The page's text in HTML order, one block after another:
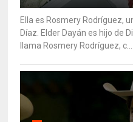
Ella es Rosmery Rodríguez,
Díaz. Elder Dayán es hijo de
llama Rosmery Rodríguez, c...